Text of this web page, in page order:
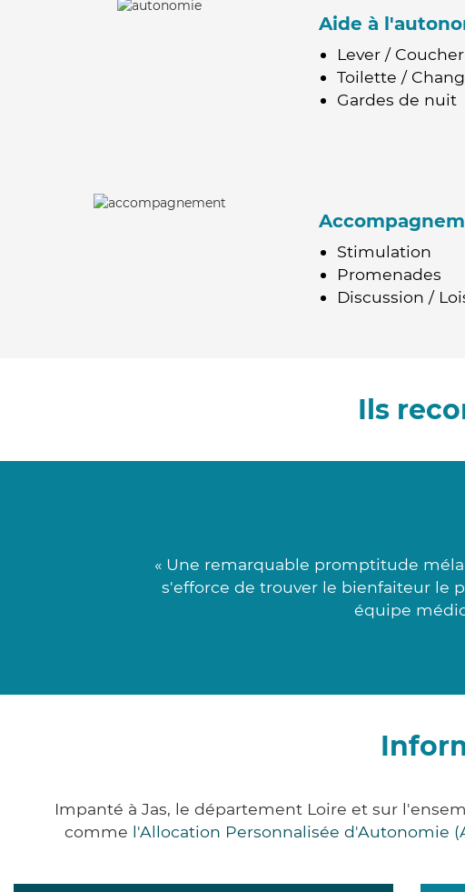
Aide à
Lever / Coucher
Toilette /
Gardes de nuit
Stimulation
Promenades
Discussion /
Ils
« Une remarquable promptitude
s'efforce de trouver le bienfaiteur le
équipe
Impanté à Jas, le département Loire et sur
comme l'Allocation Personnalisée d'Autonomie